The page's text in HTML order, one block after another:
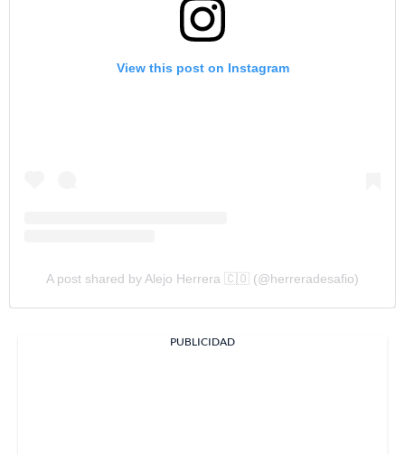
View this post on Instagram
A post shared by Alejo Herrera 🇨🇴 (@herreradesafio)
PUBLICIDAD